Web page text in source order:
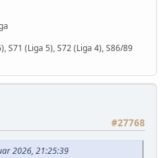
S71 (Liga 5), S72 (Liga 4), S86/89
#27768
2026, 21:25:39